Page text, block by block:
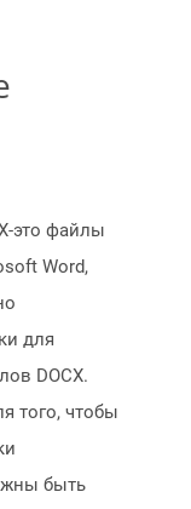
это файлы
Word,
для
DOCX.
того, чтобы
быть